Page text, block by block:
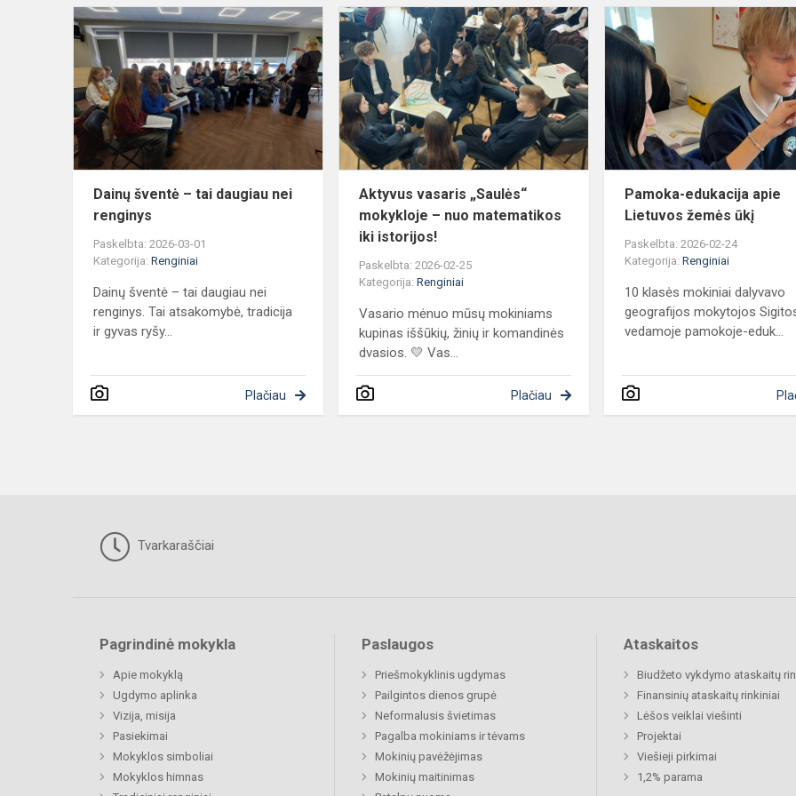
Dainų
šventė
–
tai
daugiau
nei
renginys
Dainų šventė – tai daugiau nei
renginys
Paskelbta: 2026-03-01
Kategorija: Renginiai
Dainų šventė – tai daugiau nei
renginys. Tai atsakomybė, tradicija
ir gyvas ryšy...
Plačiau
Aktyvus
vasaris
„Saulės“
mokykloje
–
nuo
matematikos
Aktyvus vasaris „Saulės“
mokykloje – nuo matematikos
iki istorijos!
Paskelbta: 2026-02-25
Kategorija:Renginiai
Vasario mėnuo mūsų mokiniams
kupinas iššūkių, žinių ir komandinės
dvasios. 💛 Vas...
Plačiau
Pamoka-edukacija apie
Lietuvos žemės ūkį
Paskelbta: 2026-02-24
Kategorija:Renginiai
10 klasės mokiniai dalyvavo
geografijos mokytojos
vedamoje pamokoje-eduk...
Tvarkaraščiai
Pagrindinė mokykla
Apie mokyklą
Ugdymo aplinka
Vizija, misija
Pasiekimai
Mokyklos simboliai
Mokyklos himnas
Paslaugos
Priešmokyklinis ugdymas
Pailgintos dienos grupė
Neformalusis švietimas
Pagalba mokiniams ir tėvams
Mokinių pavėžėjimas
Mokinių maitinimas
Ataskaitos
Biudžeto vykdymo ataskaitų
Finansinių ataskaitų rinkiniai
Lėšos veiklai viešinti
Projektai
Viešieji pirkimai
1,2% parama